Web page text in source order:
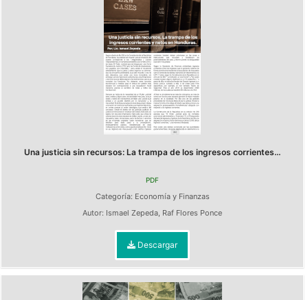
Una justicia sin recursos: La trampa de los ingresos corrientes...
PDF
Categoría: Economía y Finanzas
Autor: Ismael Zepeda, Raf Flores Ponce
Descargar